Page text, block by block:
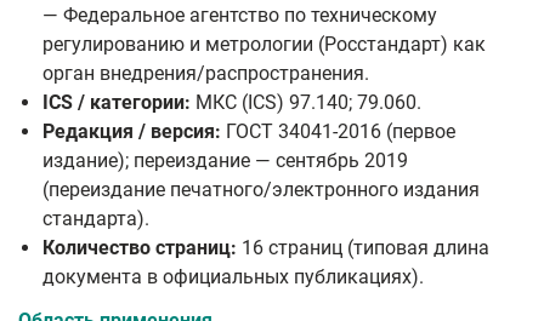
— Федеральное агентство по техническому
регулированию и метрологии (Росстандарт) как
орган внедрения/распространения.
ICS / категории: МКС (ICS) 97.140; 79.060.
Редакция / версия: ГОСТ 34041-2016 (первое
издание); переиздание — сентябрь 2019
(переиздание печатного/электронного издания
стандарта).
Количество страниц: 16 страниц (типовая длина
документа в официальных публикациях).